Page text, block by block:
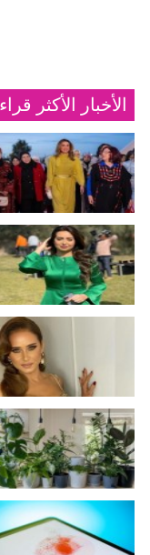
الأخبار الأكثر